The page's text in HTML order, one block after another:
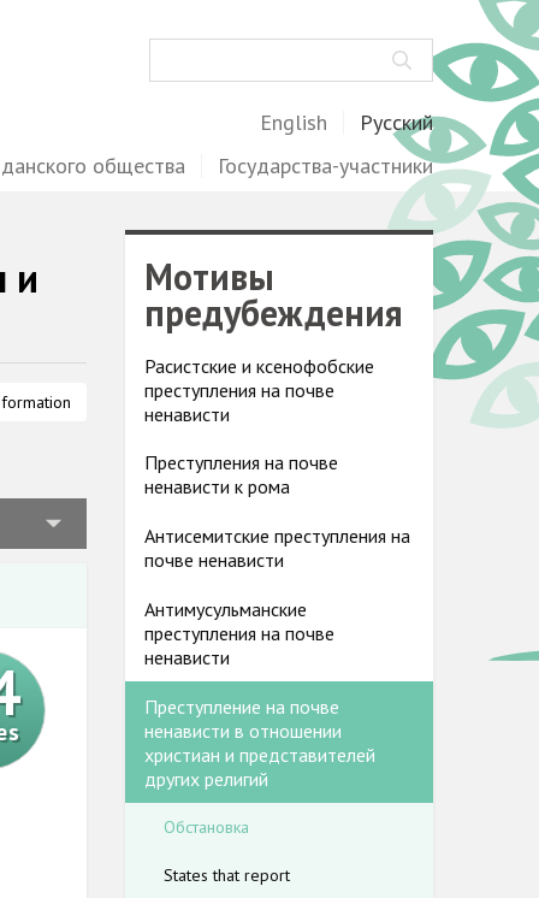
English
Русский
общества
Государства-участники
и Мотивы
предубеждения
Расистские и ксенофобские
преступления на почве
ненависти
Преступления на почве
ненависти к рома
Антисемитские преступления на
почве ненависти
Антимусульманские
преступления на почве
ненависти
Преступление на почве
ненависти в отношении
христиан и представителей
других религий
Обстановка
States that report